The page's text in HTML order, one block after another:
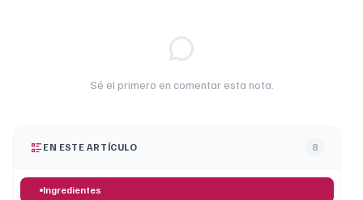
Sé el primero en comentar esta nota.
EN ESTE ARTÍCULO 8
Ingredientes